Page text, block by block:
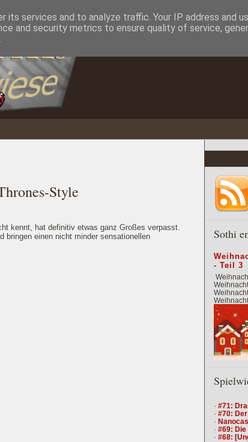
Style
kennt, hat definitiv etwas ganz Großes verpasst.
bringen einen nicht minder sensationellen
Sothi
- Teil 3
· #71:
· #70:
·
· #69: Die
· #68:
its services and to analyze traffic. Your IP address and
and security metrics to ensure quality of service,